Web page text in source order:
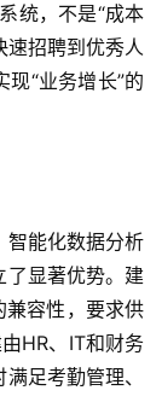
统，不是“成本
招聘到优秀人
“业务增长”的
智能化数据分析
了显著优势。建
兼容性，要求供
HR、IT和财务
足考勤管理、